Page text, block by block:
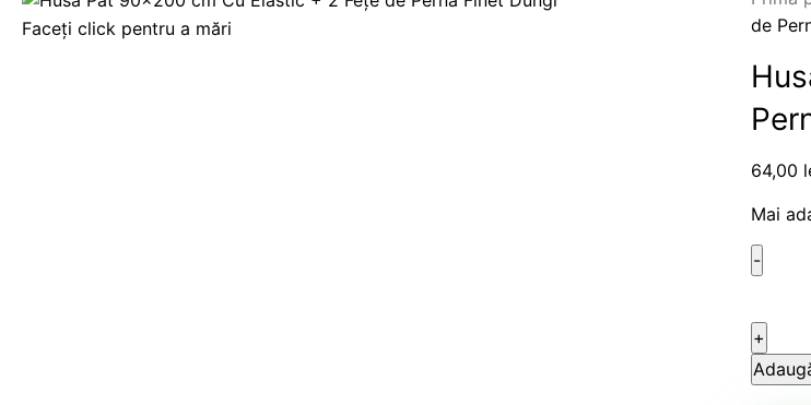
Faceți click pentru a mări
de
64,00
Mai